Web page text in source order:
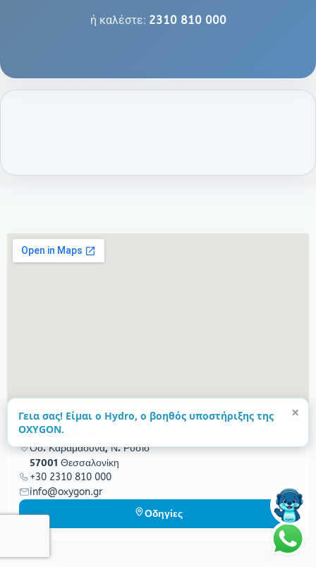
ή καλέστε: 2310 810 000
ΕΔΡΑ — ΕΛΛΑΔΑ
Οδ. Καραμαούνα, Ν. Ρύσιο
57001 Θεσσαλονίκη
+30 2310 810 000
info@oxygon.gr
Οδηγίες
×
Γεια σας! Είμαι ο Hydro, ο βοηθός υποστήριξης της
OXYGON.